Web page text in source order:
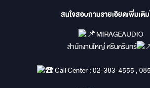
สนใจสอบถามรายเอียดเพิ่มเติ
MIRAGEAUDIO
สำนักงานใหญ่ ศรีนครินทร์
Call Center : 02-383-4555 ,